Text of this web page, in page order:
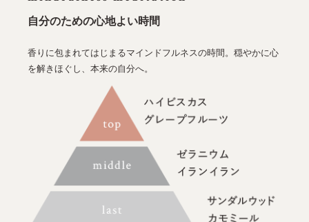
自分のための心地よい時間
香りに包まれてはじまるマインドフルネスの時間。穏やかに心
を解きほぐし、本来の自分へ。